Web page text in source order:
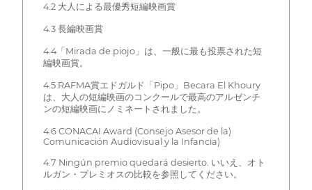
4.2 大人による最優秀短編映画賞
4.3 長編映画賞
4.4「Mirada de piojo」は、一般に最も投票された短
編映画賞。
4.5 RAFMA賞エドガルド「Pipo」Becara El Khoury
は、大人の短編映画のコンクールで最高のアルゼンチ
ンの短編映画にノミネートされました。
4.6 CONACAI Award (Consejo Asesor de la)
Comunicación Audiovisual y la Infancia)
4.7 Ningún premio quedará desierto. いいえ、オト
ルガン・プレミオスの比較を参照してください。